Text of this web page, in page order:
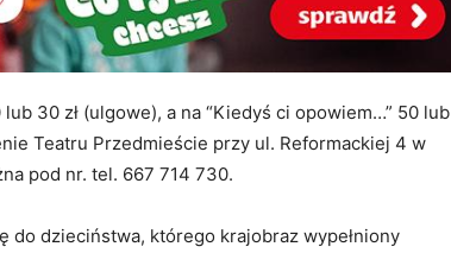
30 zł (ulgowe), a na “Kiedyś ci opowiem…” 50 lub
Teatru Przedmieście przy ul. Reformackiej 4 w
pod nr. tel. 667 714 730.
do dzieciństwa, którego krajobraz wypełniony